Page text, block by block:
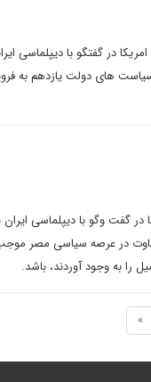
در گفتگو با دیپلماسی
های دولت یازدهم به
گفت وگو با دیپلماسی ایران
در عرصه سیاسی مصر
را به وجود آوردند، باشد.
»